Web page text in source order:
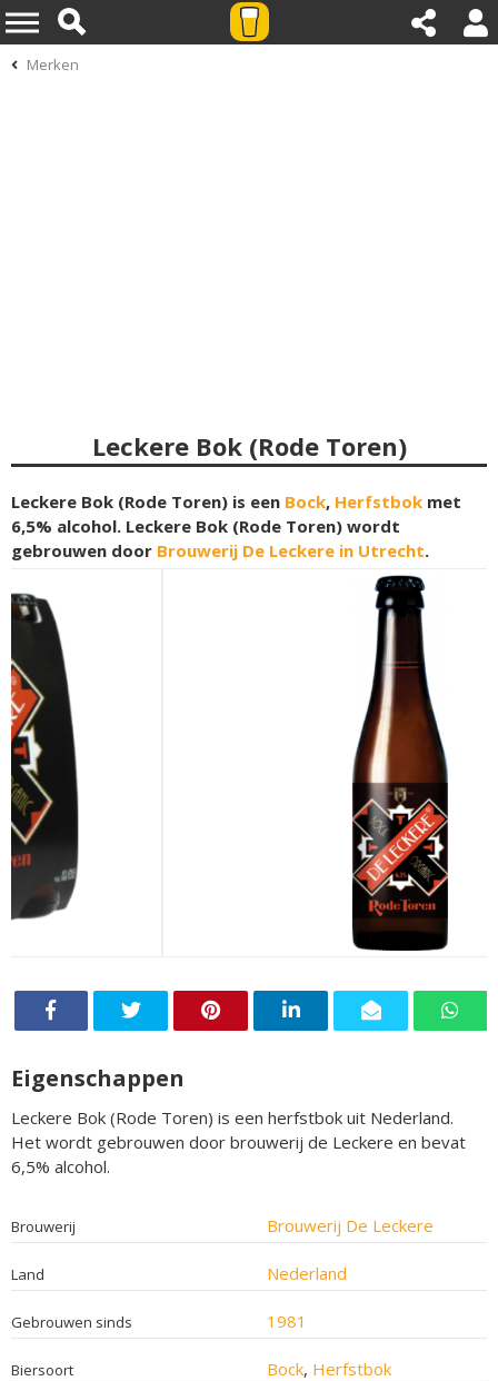
Merken
Leckere Bok (Rode Toren)
Leckere Bok (Rode Toren) is een Bock, Herfstbok met
6,5% alcohol. Leckere Bok (Rode Toren) wordt
gebrouwen door Brouwerij De Leckere in Utrecht.
Eigenschappen
Leckere Bok (Rode Toren) is een herfstbok uit Nederland.
Het wordt gebrouwen door brouwerij de Leckere en bevat
6,5% alcohol.
Brouwerij Brouwerij De Leckere
Land Nederland
Gebrouwen sinds 1981
Biersoort Bock, Herfstbok